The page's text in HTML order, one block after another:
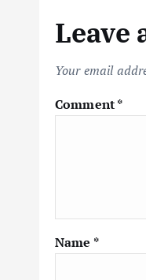
Leave
Your email
Comment*
Name *